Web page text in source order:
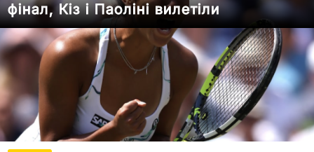
фінал, Кіз і Паоліні вилетіли